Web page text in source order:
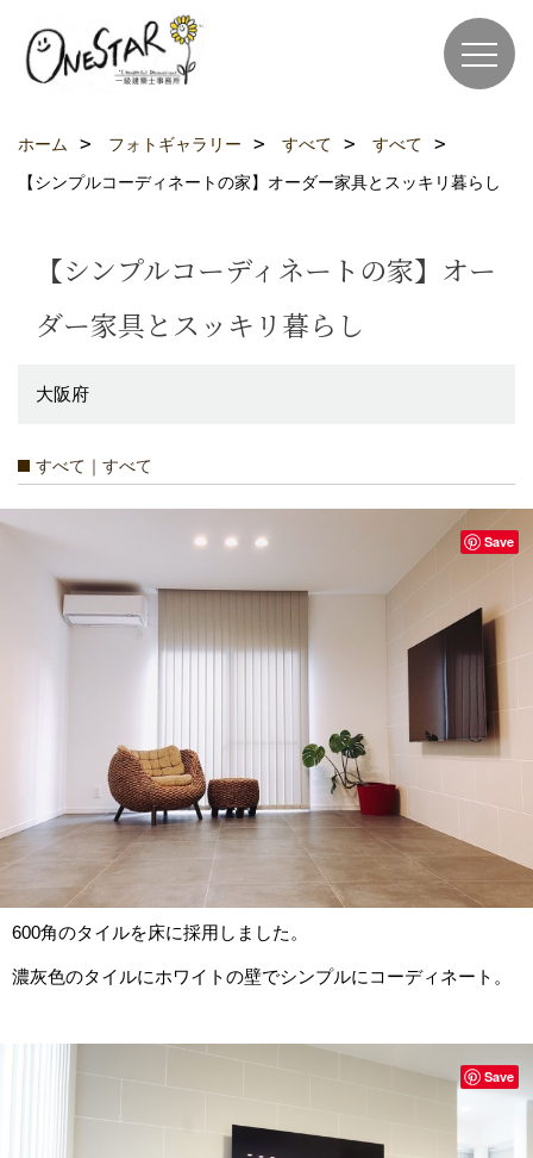
ホーム フォトギャラリー すべて
すべて
【シンプルコーディネートの家】オーダー家具とスッキリ暮らし
【シンプルコーディネートの家】オー
ダー家具とスッキリ暮らし
大阪府
すべて｜すべて
600角のタイルを床に採用しました。
濃灰色のタイルにホワイトの壁でシンプルにコーディネート。
Save
Save